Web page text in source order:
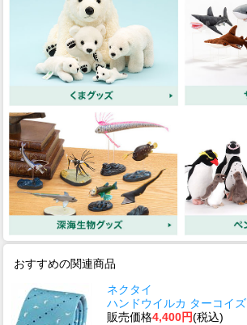
おすすめの関連商品
ネクタイ
ハンドウイルカ ターコイズ
販売価格4,400円(税込)